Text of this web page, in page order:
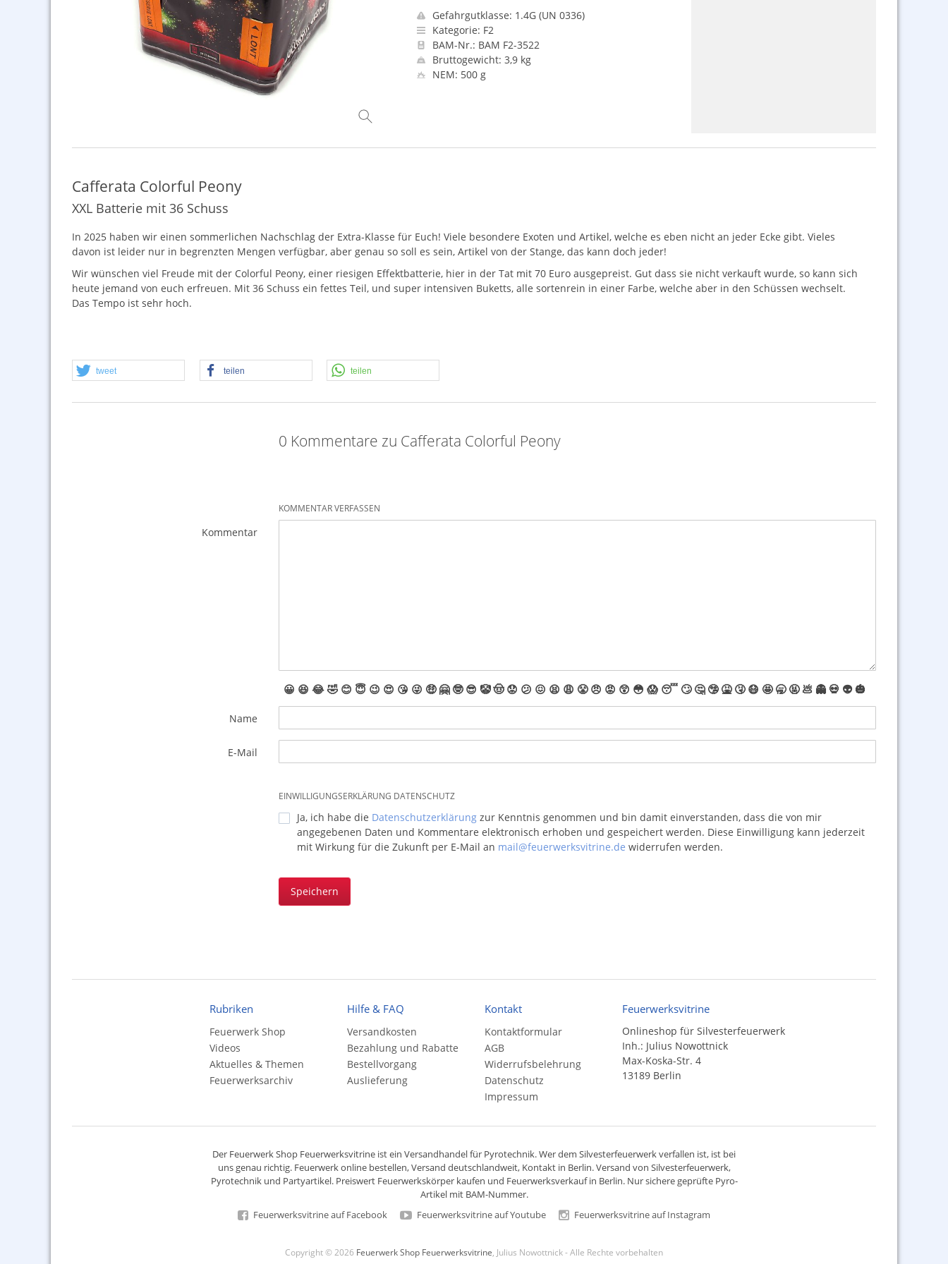
Gefahrgutklasse: 1.4G (UN 0336)
Kategorie: F2
BAM-Nr.: BAM F2-3522
Bruttogewicht: 3,9 kg
NEM: 500 g
Cafferata Colorful Peony
XXL Batterie mit 36 Schuss
In 2025 haben wir einen sommerlichen Nachschlag der Extra-Klasse für Euch! Viele besondere Exoten und Artikel, welche es eben nicht an jeder Ecke gibt. Vieles
davon ist leider nur in begrenzten Mengen verfügbar, aber genau so soll es sein, Artikel von der Stange, das kann doch jeder!
Wir wünschen viel Freude mit der Colorful Peony, einer riesigen Effektbatterie, hier in der Tat mit 70 Euro ausgepreist. Gut dass sie nicht verkauft wurde, so kann sich
heute jemand von euch erfreuen. Mit 36 Schuss ein fettes Teil, und super intensiven Buketts, alle sortenrein in einer Farbe, welche aber in den Schüssen wechselt.
Das Tempo ist sehr hoch.
tweet teilen teilen
0 Kommentare zu Cafferata Colorful Peony
KOMMENTAR VERFASSEN
Kommentar
😀 😆 😂🤣 😊 😇 😉 😍 😘 😜 🤑 🤗 🤓 😎 🤡🤠 😟 😕 😖 😫 😩 😤 😠 😡 😲 😳 😱 😴 🙄 🤔 🤥 🤮 🤧 😷 🤩 🥱 🤬 💩 👻 💀 👽 🎃
Name
E-Mail
EINWILLIGUNGSERKLÄRUNG DATENSCHUTZ
Ja, ich habe die Datenschutzerklärungzur Kenntnis genommen und bin damit einverstanden, dass die von mir
angegebenen Daten und Kommentare elektronisch erhoben und gespeichert werden. Diese Einwilligung kann jederzeit
mit Wirkung für die Zukunft per E-Mail an mail@feuerwerksvitrine.de widerrufen werden.
Speichern
Rubriken
Feuerwerk Shop
Videos
Aktuelles & Themen
Feuerwerksarchiv
Hilfe & FAQ
Versandkosten
Bezahlung und Rabatte
Bestellvorgang
Auslieferung
Kontakt
Kontaktformular
AGB
Widerrufsbelehrung
Datenschutz
Impressum
Feuerwerksvitrine
Onlineshop für Silvesterfeuerwerk
Inh.: Julius Nowottnick
Max-Koska-Str. 4
13189 Berlin
Der Feuerwerk Shop Feuerwerksvitrine ist ein Versandhandelfür Pyrotechnik. Wer dem Silvesterfeuerwerk verfallen ist, ist bei
uns genau richtig. Feuerwerk online bestellen,Versand deutschlandweit, Kontakt in Berlin. Versand von Silvesterfeuerwerk,
Pyrotechnikund Partyartikel. Preiswert Feuerwerkskörperkaufen und Feuerwerksverkauf in Berlin. Nur sichere geprüfte Pyro-
Artikel mit BAM-Nummer.
Feuerwerksvitrine auf Facebook
Feuerwerksvitrine auf Youtube Feuerwerksvitrine auf Instagram
Copyright © 2026 Feuerwerk Shop Feuerwerksvitrine , Julius Nowottnick - Alle Rechte vorbehalten